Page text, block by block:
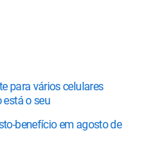
para vários celulares
está o seu
benefício em agosto de